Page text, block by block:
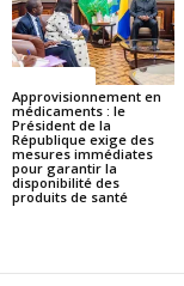
Approvisionnement en
médicaments : le
Président de la
République exige des
mesures immédiates
pour garantir la
disponibilité des
produits de santé